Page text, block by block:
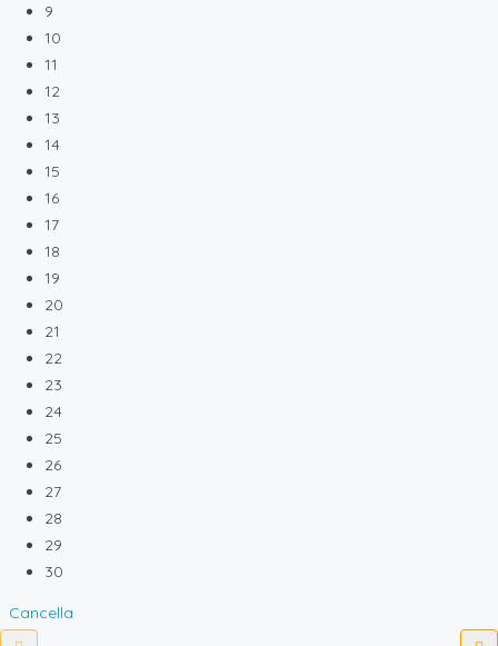
9
10
11
12
13
14
15
16
17
18
19
20
21
22
23
24
25
26
27
28
29
30
Cancella